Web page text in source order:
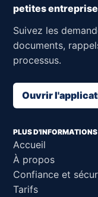
petites
Suivez les
documents,
processus.
Ouvrir
PLUS D'INFORMATIONS
Accueil
À propos
Confiance et
Tarifs